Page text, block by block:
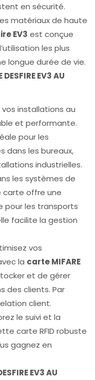
en sécurité.
matériaux de haute
EV3 est conçue
les plus
longue durée de vie.
EV3 AU
vos installations au
et performante.
pour les
dans les bureaux,
industrielles.
les systèmes de
offre une
pour les transports
facilite la gestion
vos
la carte MIFARE
et de gérer
des clients. Par
client.
le suivi et la
carte RFID robuste
gagnez en
EV3 AU